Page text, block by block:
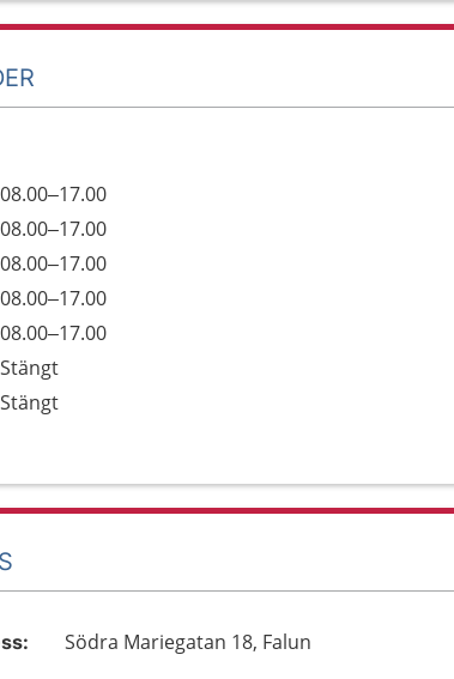
08.00–17.00
08.00–17.00
08.00–17.00
08.00–17.00
08.00–17.00
Stängt
Stängt
Södra Mariegatan 18, Falun